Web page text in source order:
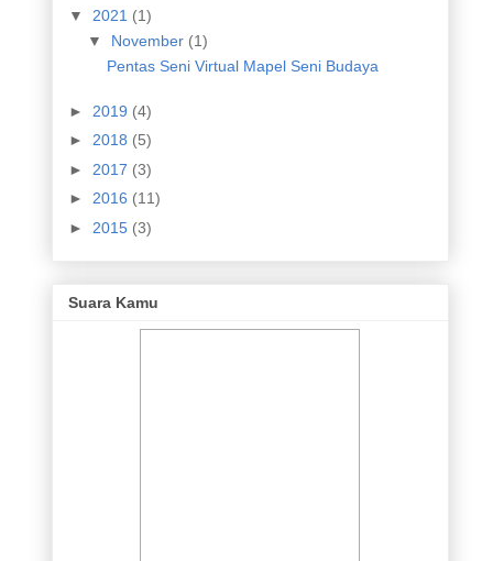
▼2021 (1)
▼ November (1)
Pentas Seni Virtual Mapel Seni Budaya
► 2019 (4)
►2018 (5)
► 2017 (3)
►2016 (11)
► 2015 (3)
Suara Kamu